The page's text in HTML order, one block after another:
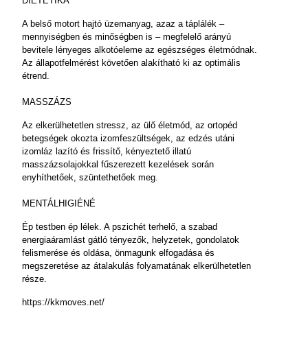
A belső motort hajtó üzemanyag, azaz a táplálék –
mennyiségben és minőségben is – megfelelő arányú
bevitele lényeges alkotóeleme az egészséges életmódnak.
Az állapotfelmérést követően alakítható ki az optimális
étrend.
MASSZÁZS
Az elkerülhetetlen stressz, az ülő életmód, az ortopéd
betegségek okozta izomfeszültségek, az edzés utáni
izomláz lazító és frissítő, kényeztető illatú
masszázsolajokkal fűszerezett kezelések során
enyhíthetőek, szüntethetőek meg.
MENTÁLHIGIÉNÉ
Ép testben ép lélek. A pszichét terhelő, a szabad
energiaáramlást gátló tényezők, helyzetek, gondolatok
felismerése és oldása, önmagunk elfogadása és
megszeretése az átalakulás folyamatának elkerülhetetlen
része.
https://kkmoves.net/